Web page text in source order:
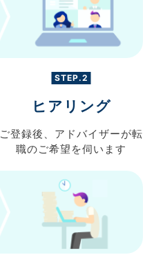
STEP.2
ヒアリング
ご登録後、 アドバイザーが転
職のご希望を伺います